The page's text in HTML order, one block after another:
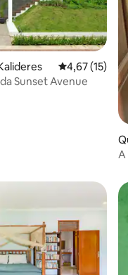
4,67 de uma
4,67 (15)
Sunset Avenue
A